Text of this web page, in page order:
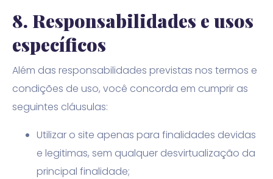
8. Responsabilidades e usos
específicos
Além das responsabilidades previstas nos termos e
condições de uso, você concorda em cumprir as
seguintes cláusulas:
Utilizar o site apenas para finalidades devidas
e legitimas, sem qualquer desvirtualização da
principal finalidade;